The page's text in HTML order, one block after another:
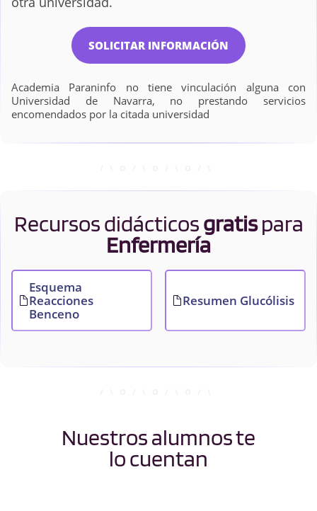
SOLICITAR INFORMACIÓN
Academia Paraninfo no tiene vinculación alguna con
Universidad de Navarra, no prestando servicios
encomendados por la citada universidad
Recursos didácticosgratispara
Enfermería
Esquema
Reacciones
Benceno
Resumen Glucólisis
Nuestros alumnos te
lo cuentan